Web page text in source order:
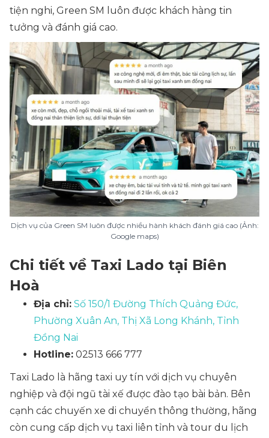
tiện nghi, Green SM luôn được khách hàng tin
tưởng và đánh giá cao.
Dịch vụ của Green SM luôn được nhiều hành khách đánh giá cao (Ảnh:
Google maps)
Chi tiết về Taxi Lado tại Biên
Hoà
Địa chỉ: Số 150/1 Đường Thích Quảng Đức,
Phường Xuân An, Thị Xã Long Khánh, Tỉnh
Đồng Nai
Hotline: 02513 666 777
Taxi Lado là hãng taxi uy tín với dịch vụ chuyên
nghiệp và đội ngũ tài xế được đào tạo bài bản. Bên
cạnh các chuyến xe di chuyển thông thường, hãng
còn cung cấp dịch vụ taxi liên tỉnh và tour du lịch